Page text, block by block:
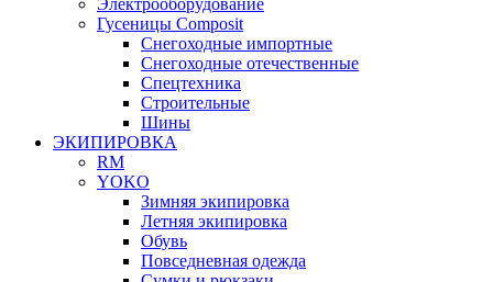
Электрооборудование
Гусеницы Composit
Снегоходные импортные
Снегоходные отечественные
Спецтехника
Строительные
Шины
ЭКИПИРОВКА
RM
YOKO
Зимняя экипировка
Летняя экипировка
Обувь
Повседневная одежда